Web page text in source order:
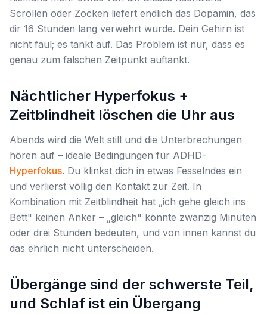
Scrollen oder Zocken liefert endlich das Dopamin, das
dir 16 Stunden lang verwehrt wurde. Dein Gehirn ist
nicht faul; es tankt auf. Das Problem ist nur, dass es
genau zum falschen Zeitpunkt auftankt.
Nächtlicher Hyperfokus +
Zeitblindheit löschen die Uhr aus
Abends wird die Welt still und die Unterbrechungen
hören auf – ideale Bedingungen für ADHD-
Hyperfokus. Du klinkst dich in etwas Fesselndes ein
und verlierst völlig den Kontakt zur Zeit. In
Kombination mit Zeitblindheit hat „ich gehe gleich ins
Bett" keinen Anker – „gleich" könnte zwanzig Minuten
oder drei Stunden bedeuten, und von innen kannst du
das ehrlich nicht unterscheiden.
Übergänge sind der schwerste Teil,
und Schlaf ist ein Übergang